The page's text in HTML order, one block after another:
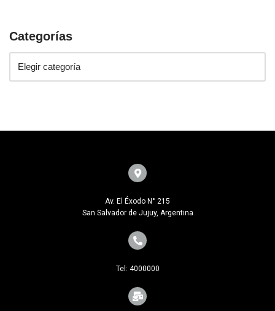
Categorías
Av. El Éxodo N° 215
San Salvador de Jujuy, Argentina
Tel: 4000000